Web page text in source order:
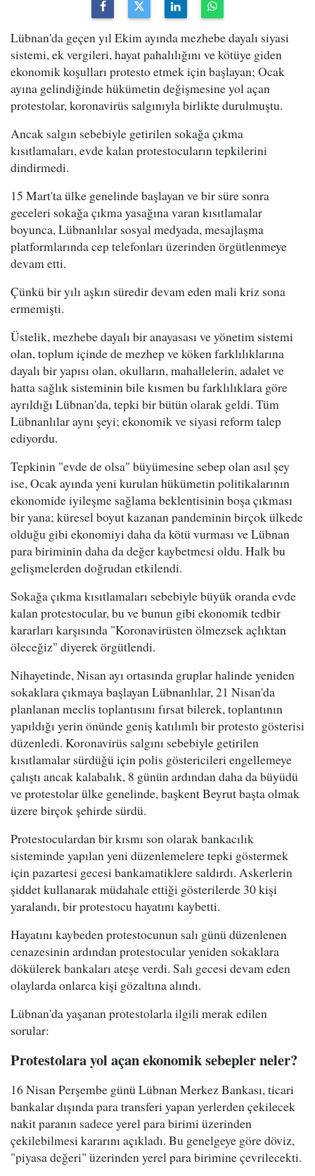
Lübnan'da geçen yıl Ekim ayında mezhebe dayalı siyasi
sistemi, ek vergileri, hayat pahalılığını ve kötüye giden
ekonomik koşulları protesto etmek için başlayan; Ocak
ayına gelindiğinde hükümetin değişmesine yol açan
protestolar, koronavirüs salgınıyla birlikte durulmuştu.
Ancak salgın sebebiyle getirilen sokağa çıkma
kısıtlamaları, evde kalan protestocuların tepkilerini
dindirmedi.
15 Mart'ta ülke genelinde başlayan ve bir süre sonra
geceleri sokağa çıkma yasağına varan kısıtlamalar
boyunca, Lübnanlılar sosyal medyada, mesajlaşma
platformlarında cep telefonları üzerinden örgütlenmeye
devam etti.
Çünkü bir yılı aşkın süredir devam eden mali kriz sona
ermemişti.
Üstelik, mezhebe dayalı bir anayasası ve yönetim sistemi
olan, toplum içinde de mezhep ve köken farklılıklarına
dayalı bir yapısı olan, okulların, mahallelerin, adalet ve
hatta sağlık sisteminin bile kısmen bu farklılıklara göre
ayrıldığı Lübnan'da, tepki bir bütün olarak geldi. Tüm
Lübnanlılar aynı şeyi; ekonomik ve siyasi reform talep
ediyordu.
Tepkinin "evde de olsa" büyümesine sebep olan asıl şey
ise, Ocak ayında yeni kurulan hükümetin politikalarının
ekonomide iyileşme sağlama beklentisinin boşa çıkması
bir yana; küresel boyut kazanan pandeminin birçok ülkede
olduğu gibi ekonomiyi daha da kötü vurması ve Lübnan
para biriminin daha da değer kaybetmesi oldu. Halk bu
gelişmelerden doğrudan etkilendi.
Sokağa çıkma kısıtlamaları sebebiyle büyük oranda evde
kalan protestocular, bu ve bunun gibi ekonomik tedbir
kararları karşısında "Koronavirüsten ölmezsek açlıktan
öleceğiz" diyerek örgütlendi.
Nihayetinde, Nisan ayı ortasında gruplar halinde yeniden
sokaklara çıkmaya başlayan Lübnanlılar, 21 Nisan'da
planlanan meclis toplantısını fırsat bilerek, toplantının
yapıldığı yerin önünde geniş katılımlı bir protesto gösterisi
düzenledi. Koronavirüs salgını sebebiyle getirilen
kısıtlamalar sürdüğü için polis göstericileri engellemeye
çalıştı ancak kalabalık, 8 günün ardından daha da büyüdü
ve protestolar ülke genelinde, başkent Beyrut başta olmak
üzere birçok şehirde sürdü.
Protestoculardan bir kısmı son olarak bankacılık
sisteminde yapılan yeni düzenlemelere tepki göstermek
için pazartesi gecesi bankamatiklere saldırdı. Askerlerin
şiddet kullanarak müdahale ettiği gösterilerde 30 kişi
yaralandı, bir protestocu hayatını kaybetti.
Hayatını kaybeden protestocunun salı günü düzenlenen
cenazesinin ardından protestocular yeniden sokaklara
dökülerek bankaları ateşe verdi. Salı gecesi devam eden
olaylarda onlarca kişi gözaltına alındı.
Lübnan'da yaşanan protestolarla ilgili merak edilen
sorular:
Protestolara yol açan ekonomik sebepler neler?
16 Nisan Perşembe günü Lübnan Merkez Bankası, ticari
bankalar dışında para transferi yapan yerlerden çekilecek
nakit paranın sadece yerel para birimi üzerinden
çekilebilmesi kararını açıkladı. Bu genelgeye göre döviz,
"piyasa değeri" üzerinden yerel para birimine çevrilecekti.